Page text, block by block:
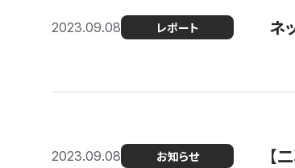
2023.09.08 レポート ネ
2023.09.08 お知らせ 【